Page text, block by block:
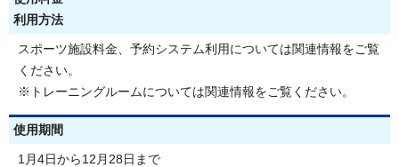
利用方法
スポーツ施設料金、予約システム利用については関連情報をご覧
ください。
※トレーニングルームについては関連情報をご覧ください。
使用期間
1月4日から12月28日まで